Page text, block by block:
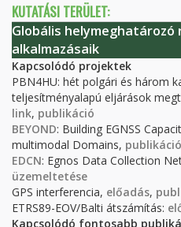
KUTATÁSI TERÜLET:
Globális helymeghatározó
alkalmazásaik
Kapcsolódó projektek
PBN4HU: hét polgári és három
teljesítményalapú eljárások
link, publikáció
BEYOND: Building EGNSS
multimodal Domains, publikáció
EDCN: Egnos Data Collection
üzemeltetése
GPS interferencia, előadás,
ETRS89-EOV/Balti átszámítás:
Kapcsolódó fontosabb